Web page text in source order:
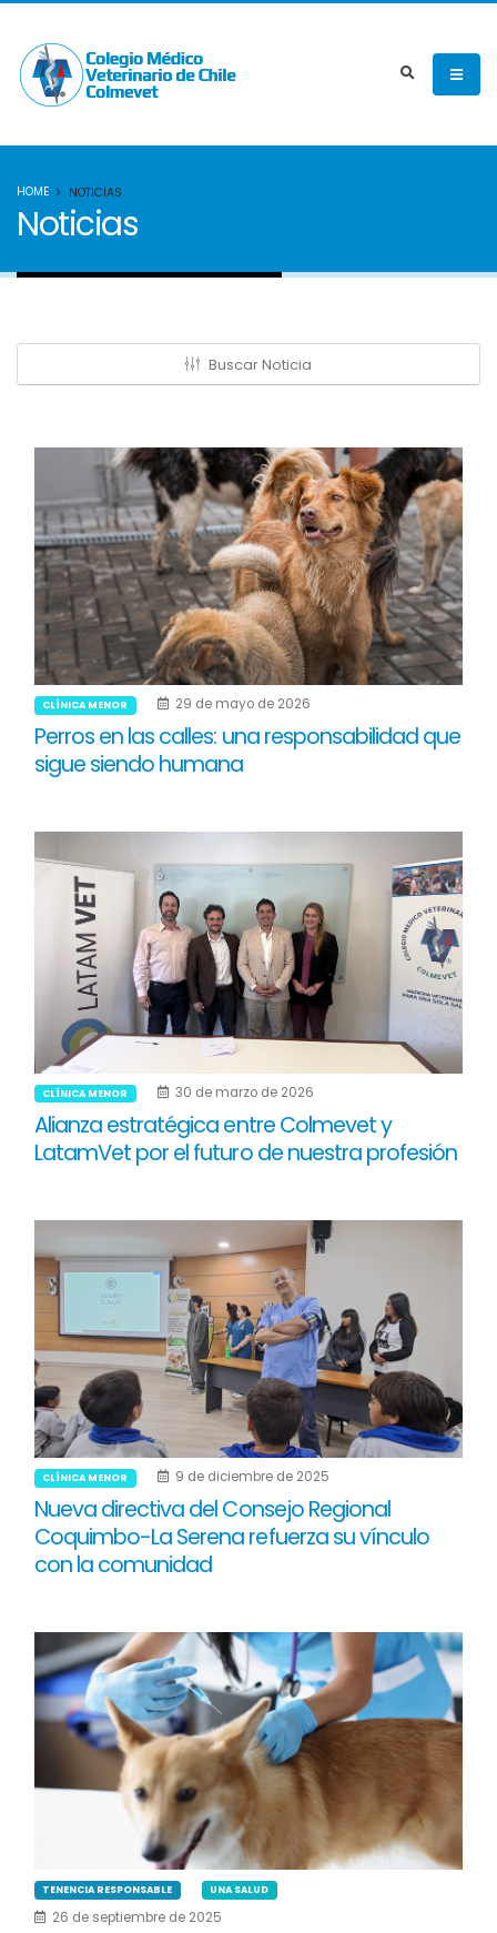
HOME NOTICIAS
Noticias
Buscar Noticia
CLÍNICA MENOR 29 de mayo de 2026
Perros en las calles: una responsabilidad que
sigue siendo humana
CLÍNICA MENOR 30 de marzo de 2026
Alianza estratégica entre Colmevet y
LatamVet por el futuro de nuestra profesión
CLÍNICA MENOR 9 de diciembre de 2025
Nueva directiva del Consejo Regional
Coquimbo-La Serena refuerza su vínculo
con la comunidad
TENENCIA RESPONSABLE UNA SALUD
26 de septiembre de 2025